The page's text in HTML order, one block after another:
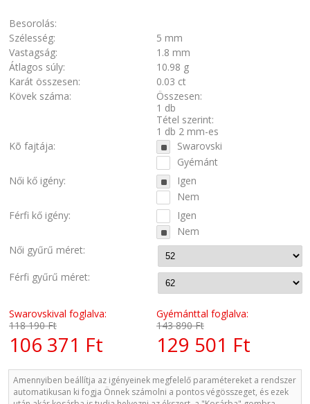
Besorolás:
Szélesség:
5 mm
Vastagság:
1.8 mm
Átlagos súly:
10.98 g
Karát összesen:
0.03 ct
Kövek száma:
Összesen:
1 db
Tétel szerint:
1 db 2 mm-es
Kõ fajtája:
Swarovski
Gyémánt
Női kő igény:
Igen
Nem
Férfi kő igény:
Igen
Nem
Női gyűrű méret:
Férfi gyűrű méret:
Swarovskival foglalva:
118 190 Ft
106 371 Ft
Gyémánttal foglalva:
143 890 Ft
129 501 Ft
Amennyiben beállítja az igényeinek megfelelő paramétereket a rendszer
automatikusan ki fogja Önnek számolni a pontos végösszeget, és ezek